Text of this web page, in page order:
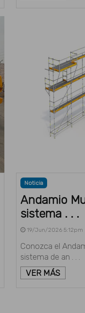
Noticia
Andamio
sistema . . .
19/Jun/2026 5:12pm
Conozca el
sistema de an . . .
VER MÁS